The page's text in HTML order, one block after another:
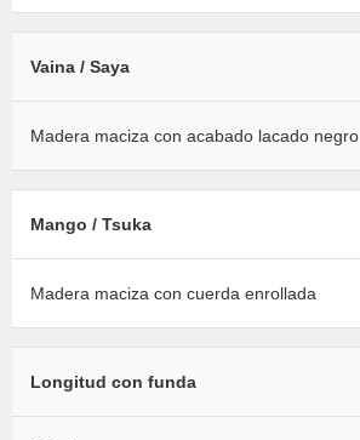
Vaina / Saya
Madera maciza con acabado lacado negro
Mango / Tsuka
Madera maciza con cuerda enrollada
Longitud con funda